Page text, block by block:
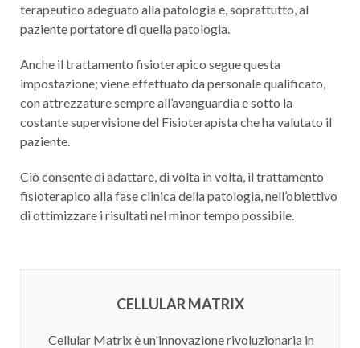
terapeutico adeguato alla patologia e, soprattutto, al
paziente portatore di quella patologia.
Anche il trattamento fisioterapico segue questa
impostazione; viene effettuato da personale qualificato,
con attrezzature sempre all’avanguardia e sotto la
costante supervisione del Fisioterapista che ha valutato il
paziente.
Ciò consente di adattare, di volta in volta, il trattamento
fisioterapico alla fase clinica della patologia, nell’obiettivo
di ottimizzare i risultati nel minor tempo possibile.
CELLULAR MATRIX
Cellular Matrix è un'innovazione rivoluzionaria in